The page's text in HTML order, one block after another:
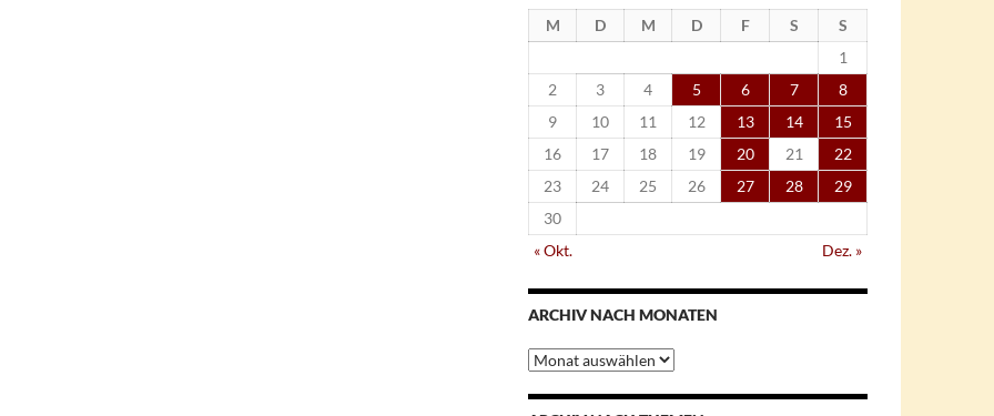
M D M D F S
S
1
2
3 4 5 6 7
8
9
10 11 12 13 14
15
16
17 18 19 20 21
22
23
24 25 26 27 28
29
30
« Okt.
Dez. »
ARCHIV NACH MONATEN
Archiv
nach
Monaten